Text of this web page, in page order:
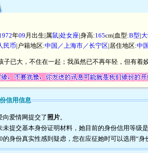
年09 月出生|属鼠|处女座|身高:165cm|血型:B型|
民币|户籍地区:中国／上海市／长宁区|居住地区:中
子已大，不住在一起；我虽然已不再年轻，但有
信用信息
向爱情网提交了 照片。
未提交基本身份证明材料，她目前的身份信用等级
的身份真实性感到疑虑，您在应征她时可以选用“身